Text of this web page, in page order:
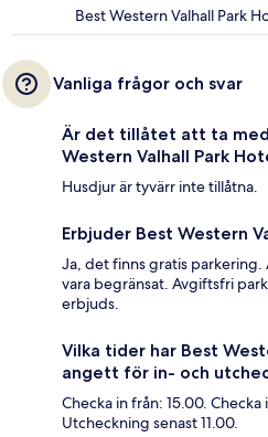
Best Western Valhall Park
Vanliga frågor och svar
Är det tillåtet att ta
Western Valhall Park
Husdjur är tyvärr inte tillåtna.
Erbjuder Best Western
Ja, det finns gratis
vara begränsat. Avgiftsfri
erbjuds.
Vilka tider har Best
angett för in- och
Checka in från: 15.00.
Utcheckning senast 11.00.